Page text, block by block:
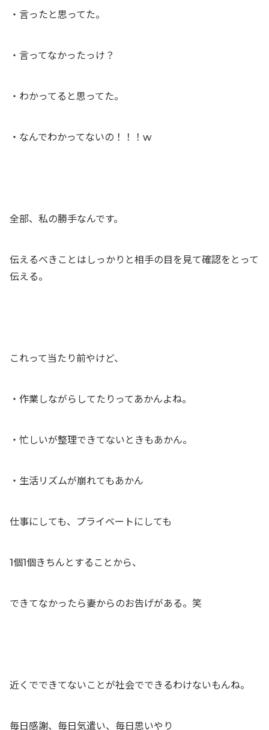
・言ったと思ってた。
・言ってなかったっけ？
・わかってると思ってた。
・なんでわかってないの！！！w
全部、私の勝手なんです。
伝えるべきことはしっかりと相手の目を見て確認をとって
伝える。
これって当たり前やけど、
・作業しながらしてたりってあかんよね。
・忙しいが整理できてないときもあかん。
・生活リズムが崩れてもあかん
仕事にしても、プライベートにしても
1個1個きちんとすることから、
できてなかったら妻からのお告げがある。笑
近くでできてないことが社会でできるわけないもんね。
毎日感謝、毎日気遣い、毎日思いやり